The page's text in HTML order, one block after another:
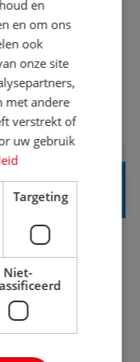
dat er is. Of
ander: jij vindt
A tot Z te
leren onze
plekjes op
...
Baan
of
en
en om ons
ook
onze site
met andere
verstrekt of
uw gebruik
Targeting
Niet-